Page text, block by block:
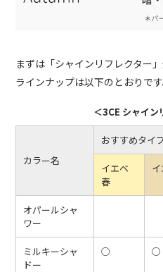
まずは「シャインリフレクター
ラインナップは以下のとおりです
＜3CE シャイン
カラー名
おすすめタイ
イエベ
春
オパールシャ
ワー
ミルキーシャ
ドー
○ ○